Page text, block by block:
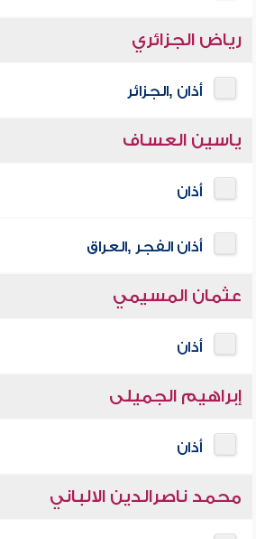
رياض الجزائري
أذان ,الجزائر
ياسين العساف
أذان
أذان الفجر ,العراق
عثمان المسيمي
أذان
إبراهيم الجميلى
أذان
محمد ناصرالدين الالباني